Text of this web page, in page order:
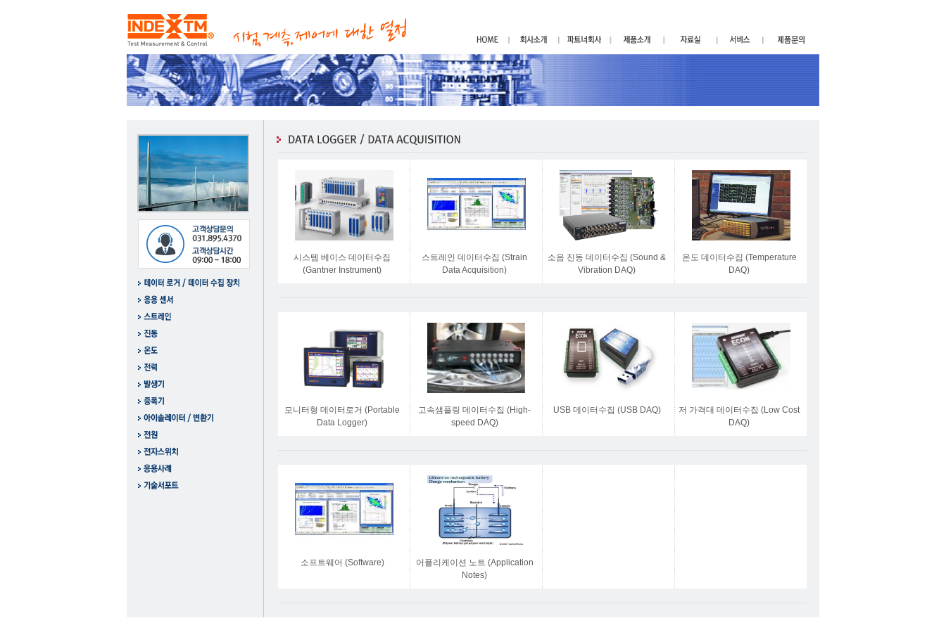
시스템 베이스 데이터수집
(Gantner Instrument)
스트레인 데이터수집 (Strain
Data Acquisition)
소음 진동 데이터수집 (Sound &
Vibration DAQ)
온도 데이터수집 (Temperature
DAQ)
모니터형 데이터로거 (Portable
Data Logger)
고속샘플링 데이터수집 (High-
speed DAQ)
USB 데이터수집 (USB DAQ)
저 가격대 데이터수집 (Low Cost
DAQ)
소프트웨어 (Software)
어플리케이션 노트 (Application
Notes)